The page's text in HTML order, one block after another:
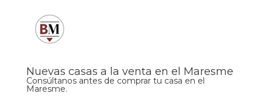
Nuevas casas a la venta en el Maresme
Consúltanos antes de comprar tu casa en el
Maresme.